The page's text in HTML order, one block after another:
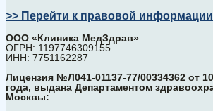
>> Перейти к правовой информации
ООО «Клиника МедЗдрав»
ОГРН: 1197746309155
ИНН: 7751162287
Лицензия №Л041-01137-77/00334362 от
года, выдана Департаментом
Москвы: